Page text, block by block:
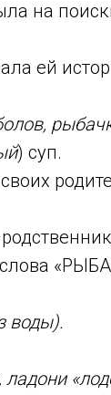
на
ей
) суп.
воды).
ладони